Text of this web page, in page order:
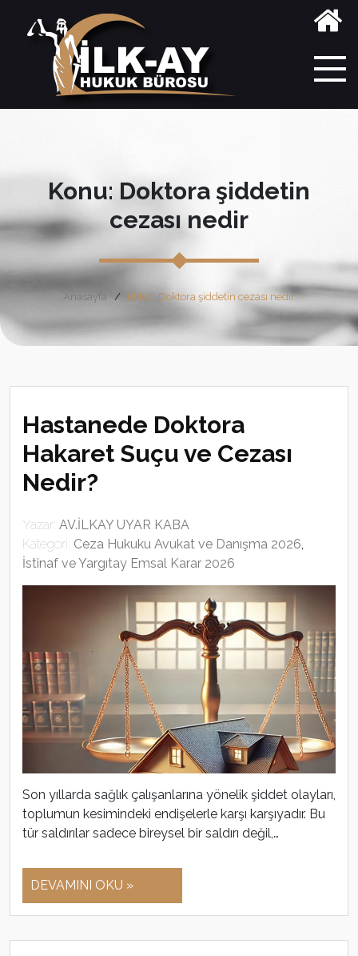
Konu: Doktora şiddetin
cezası nedir
Anasayfa Etiket: Doktora şiddetin cezası nedir
Hastanede Doktora
Hakaret Suçu ve Cezası
Nedir?
Yazar: AV.İLKAY UYAR KABA
Kategori: Ceza Hukuku Avukat ve Danışma 2026,
İstinaf ve Yargıtay Emsal Karar 2026
Son yıllarda sağlık çalışanlarına yönelik şiddet olayları,
toplumun kesimindeki endişelerle karşı karşıyadır. Bu
tür saldırılar sadece bireysel bir saldırı değil,…
DEVAMINI OKU »